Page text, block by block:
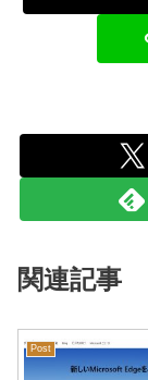
関連記事
Post